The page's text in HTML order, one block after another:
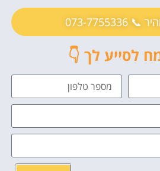
073-7755336
לסייע לך 👇